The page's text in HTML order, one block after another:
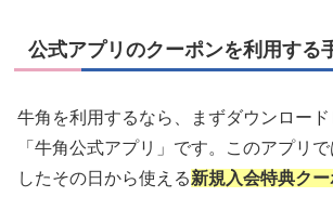
公式アプリのクーポンを利用する
牛角を利用するなら、まずダウンロー
「牛角公式アプリ」です。このアプリ
したその日から使える新規入会特典ク